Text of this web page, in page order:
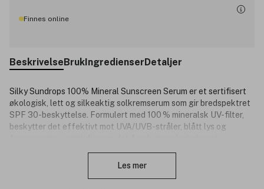
Finnes online
BeskrivelseBrukIngredienserDetaljer
Silky Sundrops 100% Mineral Sunscreen Serum er et sertifisert
økologisk, lett og silkeaktig solkremserum som gir bredspektret
SPF 30-beskyttelse. Formulert med 100 % mineralsk UV-filter,
beskytter det effektivt mot UVA/UVB-stråler, blått lys og
fuktighet, og serumet trekker raskt inn uten å etterlate hvite
Les mer